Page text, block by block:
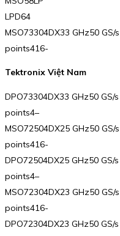
LPD64
MSO73304DX33 GHz50 GS/
points416-
Tektronix Việt Nam
DPO73304DX33 GHz50 GS/
points4–
MSO72504DX25 GHz50 GS/
points416-
DPO72504DX25 GHz50 GS/
points4–
MSO72304DX23 GHz50 GS/
points416-
DPO72304DX23 GHz50 GS/